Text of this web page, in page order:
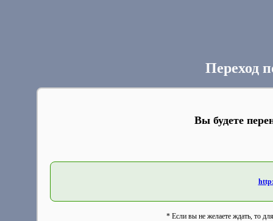
Переход
Вы будете
* Если вы не желаете ждать, то